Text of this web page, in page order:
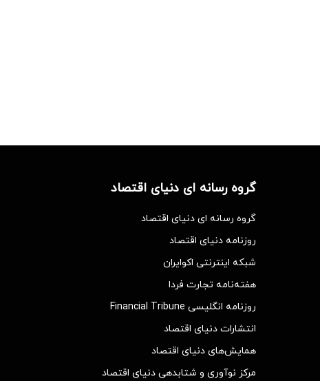
گروه رسانه ای دنیای اقتصاد
گروه رسانه ای دنیای اقتصاد
روزنامه دنیای اقتصاد
شبکه اینترنتی اکوایران
هفته‌نامه تجارت فردا
روزنامه انگلیسی Financial Tribune
انتشارات دنیای اقتصاد
همایش‌های دنیای اقتصاد
مرکز نوآوری و شتابدهی دنیای اقتصاد